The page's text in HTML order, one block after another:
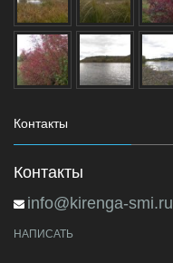
Контакты
Контакты
info@kirenga-smi.ru
НАПИСАТЬ